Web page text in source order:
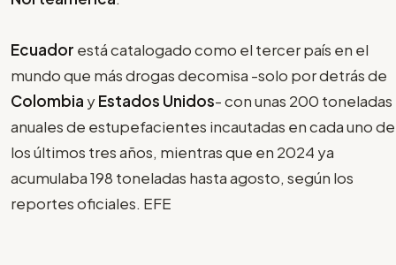
Ecuador está catalogado como el tercer país en el
mundo que más drogas decomisa -solo por detrás de
Colombia yEstados Unidos- con unas 200 toneladas
anuales de estupefacientes incautadas en cada uno de
los últimos tres años, mientras que en 2024 ya
acumulaba 198 toneladas hasta agosto, según los
reportes oficiales. EFE